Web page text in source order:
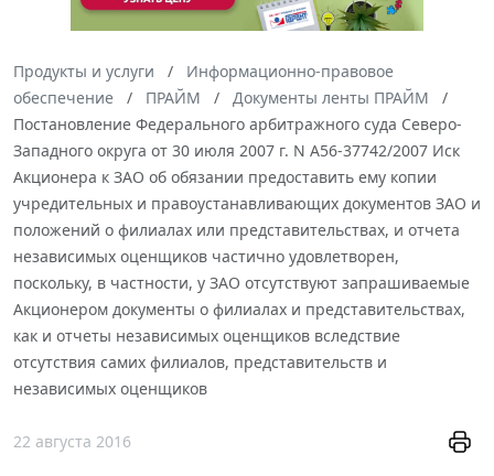
Продукты и услуги
Информационно-правовое
обеспечение
ПРАЙМ
Документы ленты ПРАЙМ
Постановление Федерального арбитражного суда Северо-
Западного округа от 30 июля 2007 г. N А56-37742/2007 Иск
Акционера к ЗАО об обязании предоставить ему копии
учредительных и правоустанавливающих документов ЗАО и
положений о филиалах или представительствах, и отчета
независимых оценщиков частично удовлетворен,
поскольку, в частности, у ЗАО отсутствуют запрашиваемые
Акционером документы о филиалах и представительствах,
как и отчеты независимых оценщиков вследствие
отсутствия самих филиалов, представительств и
независимых оценщиков
22 августа 2016